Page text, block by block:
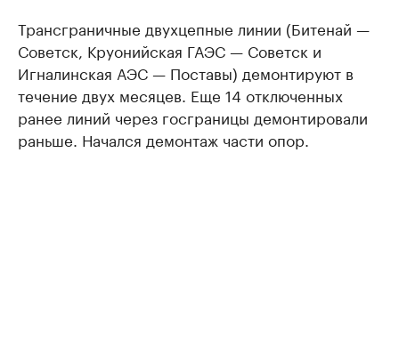
Трансграничные двухцепные линии (Битенай —
Советск, Круонийская ГАЭС — Советск и
Игналинская АЭС — Поставы) демонтируют в
течение двух месяцев. Еще 14 отключенных
ранее линий через госграницы демонтировали
раньше. Начался демонтаж части опор.